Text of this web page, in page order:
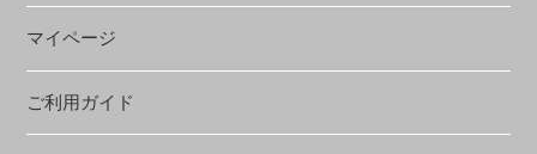
マイページ
ご利用ガイド